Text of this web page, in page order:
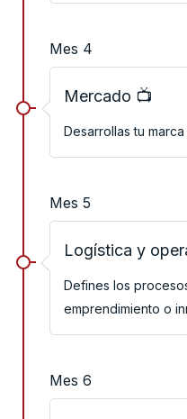
Mes 4
Mercado 📺
Desarrollas tu
Mes 5
Logística y
Defines los
emprendimiento o
Mes 6